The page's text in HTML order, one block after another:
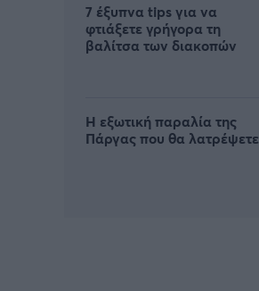
7 έξυπνα tips για να
φτιάξετε γρήγορα τη
βαλίτσα των διακοπών
Η εξωτική παραλία της
Πάργας που θα λατρέψετε